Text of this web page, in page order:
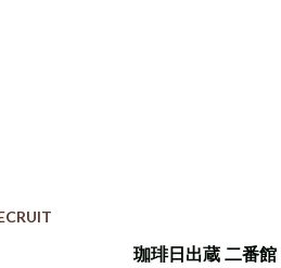
珈琲日出蔵 二番館